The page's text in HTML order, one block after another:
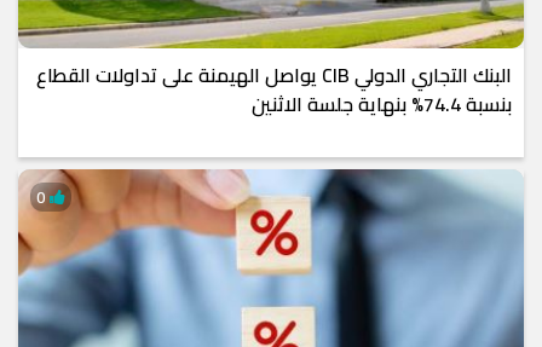
البنك التجاري الدولي CIB يواصل الهيمنة على تداولات القطاع
بنسبة 74.4% بنهاية جلسة الاثنين
0